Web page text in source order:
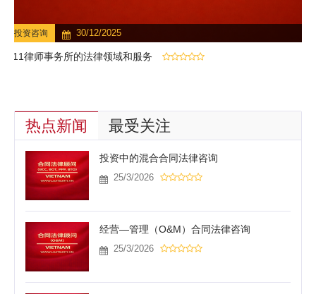
投资咨询 30/12/2025
911律师事务所的法律领域和服务
热点新闻 最受关注
投资中的混合合同法律咨询
25/3/2026
经营—管理（O&M）合同法律咨询
25/3/2026